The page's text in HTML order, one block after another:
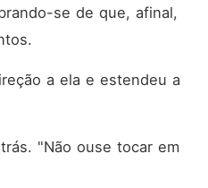
se de que, afinal,
a ela e estendeu a
"Não ouse tocar em